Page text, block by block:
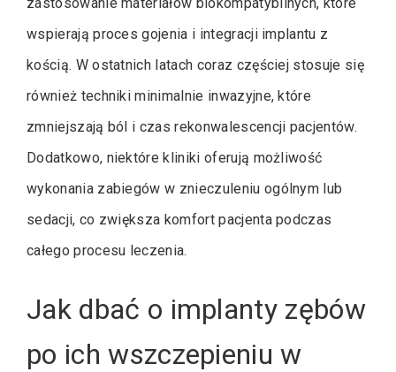
wspierają proces gojenia i integracji implantu z
kością. W ostatnich latach coraz częściej stosuje się
również techniki minimalnie inwazyjne, które
zmniejszają ból i czas rekonwalescencji pacjentów.
Dodatkowo, niektóre kliniki oferują możliwość
wykonania zabiegów w znieczuleniu ogólnym lub
sedacji, co zwiększa komfort pacjenta podczas
całego procesu leczenia.
Jak dbać o implanty zębów
po ich wszczepieniu w